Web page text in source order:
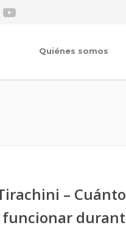
Quiénes somos
–
funcionar